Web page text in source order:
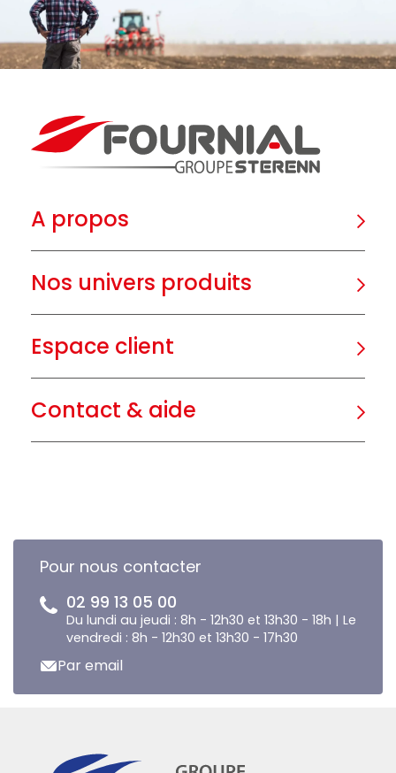
A propos
Nos univers produits
Espace client
Contact & aide
Pour nous contacter
02 99 13 05 00
Du lundi au jeudi : 8h - 12h30 et 13h30 - 18h | Le
vendredi : 8h - 12h30 et 13h30 - 17h30
Par email